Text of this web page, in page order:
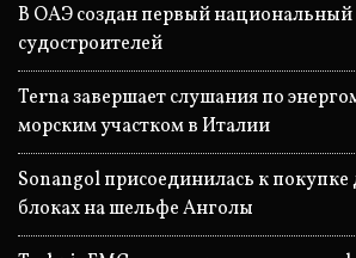
В ОАЭ создан первый
судостроителей
Terna завершает слушания по
морским участком в Италии
Sonangol присоединилась к
блоках на шельфе Анголы